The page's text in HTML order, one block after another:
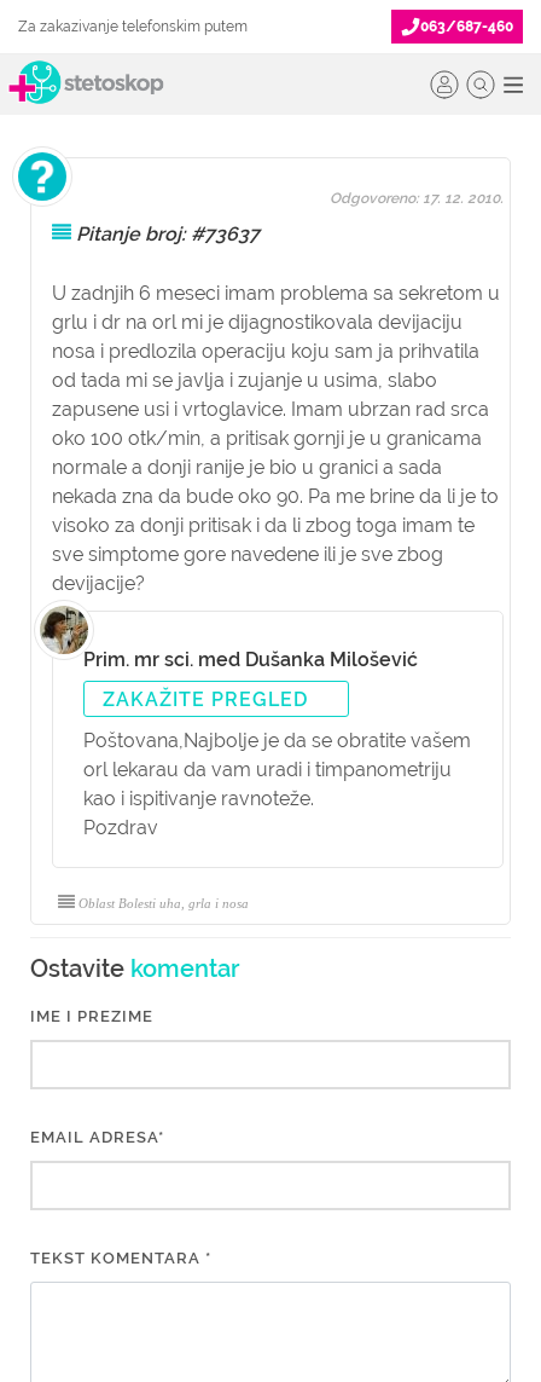
Za zakazivanje telefonskim putem 063/687-460
Pitanje broj: #73637
U zadnjih 6 meseci imam problema sa sekretom u
grlu i dr na orl mi je dijagnostikovala devijaciju
nosa i predlozila operaciju koju sam ja prihvatila
od tada mi se javlja i zujanje u usima, slabo
zapusene usi i vrtoglavice. Imam ubrzan rad srca
oko 100 otk/min, a pritisak gornji je u granicama
normale a donji ranije je bio u granici a sada
nekada zna da bude oko 90. Pa me brine da li je to
visoko za donji pritisak i da li zbog toga imam te
sve simptome gore navedene ili je sve zbog
devijacije?
Odgovoreno: 17. 12. 2010.
Prim. mr sci. med Dušanka Milošević
ZAKAŽITE PREGLED
Poštovana,Najbolje je da se obratite vašem
orl lekarau da vam uradi i timpanometriju
kao i ispitivanje ravnoteže.
Pozdrav
Oblast Bolesti uha, grla i nosa
Ostavite komentar
IME I PREZIME
EMAIL ADRESA*
TEKST KOMENTARA *